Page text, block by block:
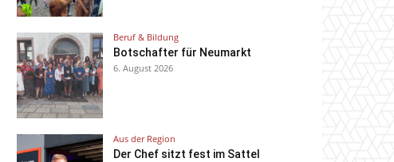
Beruf & Bildung
Botschafter für Neumarkt
6. August 2026
Aus der Region
Der Chef sitzt fest im Sattel